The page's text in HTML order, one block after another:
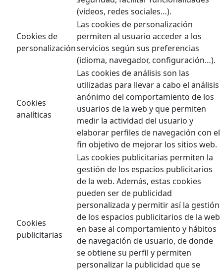
(videos, redes sociales…).
Cookies de
personalización
Las cookies de personalización
permiten al usuario acceder a los
servicios según sus preferencias
(idioma, navegador, configuración…).
Cookies
analíticas
Las cookies de análisis son las
utilizadas para llevar a cabo el análisis
anónimo del comportamiento de los
usuarios de la web y que permiten
medir la actividad del usuario y
elaborar perfiles de navegación con el
fin objetivo de mejorar los sitios web.
Cookies
publicitarias
Las cookies publicitarias permiten la
gestión de los espacios publicitarios
de la web. Además, estas cookies
pueden ser de publicidad
personalizada y permitir así la gestión
de los espacios publicitarios de la web
en base al comportamiento y hábitos
de navegación de usuario, de donde
se obtiene su perfil y permiten
personalizar la publicidad que se